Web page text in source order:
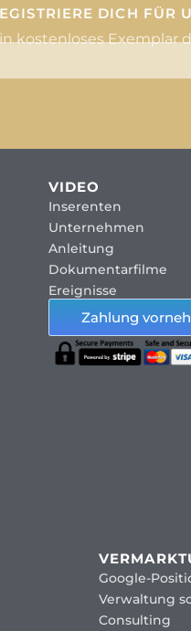
DICH FÜR
kostenloses Exemplar
VIDEO
Inserenten
Unternehmen
Anleitung
Dokumentarfilme
Ereignisse
Zahlung
Google-
Verwaltung
Consulting